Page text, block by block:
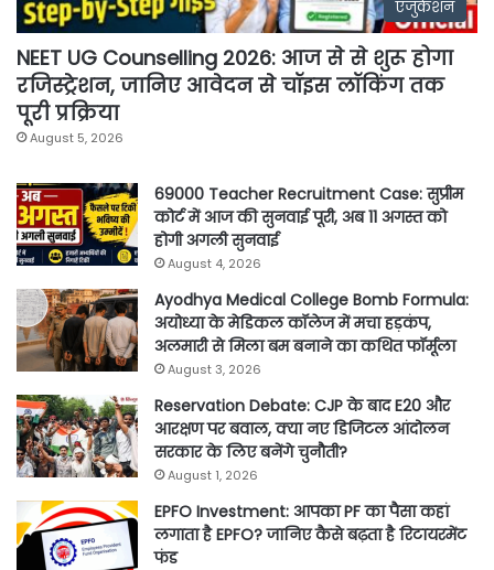
एजुकेशन
NEET UG Counselling 2026: आज से से शुरू होगा
रजिस्ट्रेशन, जानिए आवेदन से चॉइस लॉकिंग तक
पूरी प्रक्रिया
August 5, 2026
69000 Teacher Recruitment Case: सुप्रीम
कोर्ट में आज की सुनवाई पूरी, अब 11 अगस्त को
होगी अगली सुनवाई
August 4, 2026
Ayodhya Medical College Bomb Formula:
अयोध्या के मेडिकल कॉलेज में मचा हड़कंप,
अलमारी से मिला बम बनाने का कथित फॉर्मूला
August 3, 2026
Reservation Debate: CJP के बाद E20 और
आरक्षण पर बवाल, क्या नए डिजिटल आंदोलन
सरकार के लिए बनेंगे चुनौती?
August 1, 2026
EPFO Investment: आपका PF का पैसा कहां
लगाता है EPFO? जानिए कैसे बढ़ता है रिटायरमेंट
फंड